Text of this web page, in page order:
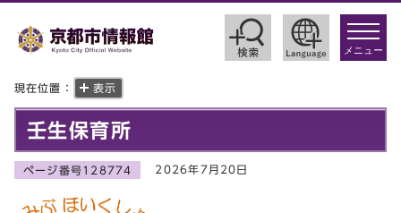
toggle
メニュー
現在位置： 表示
壬生保育所
ページ番号128774 2026年7月20日